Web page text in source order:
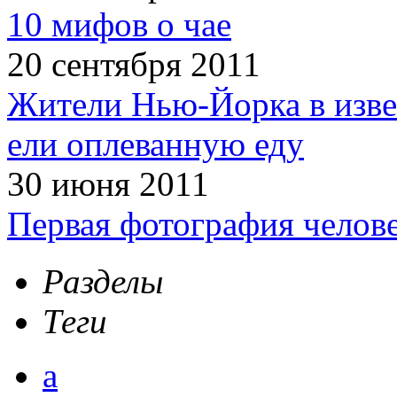
10 мифов о чае
20 сентября 2011
Жители Нью-Йорка в
ели оплеванную еду
30 июня 2011
Первая фотография
Разделы
Теги
а